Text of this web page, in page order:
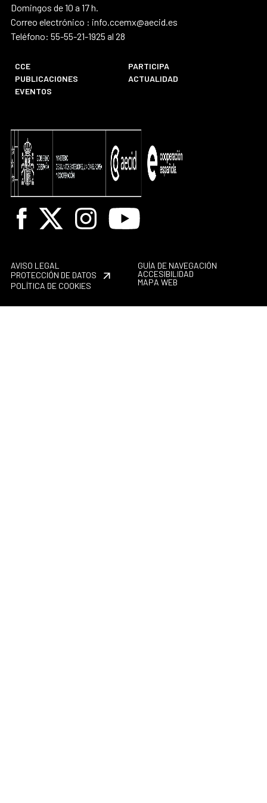
Domingos de 10 a 17 h.
Correo electrónico : info.ccemx@aecid.es
Teléfono: 55-55-21-1925 al 28
CCE
PARTICIPA
PUBLICACIONES
ACTUALIDAD
EVENTOS
Facebook
X InstagramYoutube
AVISO LEGAL
PROTECCIÓN DE DATOS
POLÍTICA DE COOKIES
GUÍA DE NAVEGACIÓN
ACCESIBILIDAD
MAPA WEB